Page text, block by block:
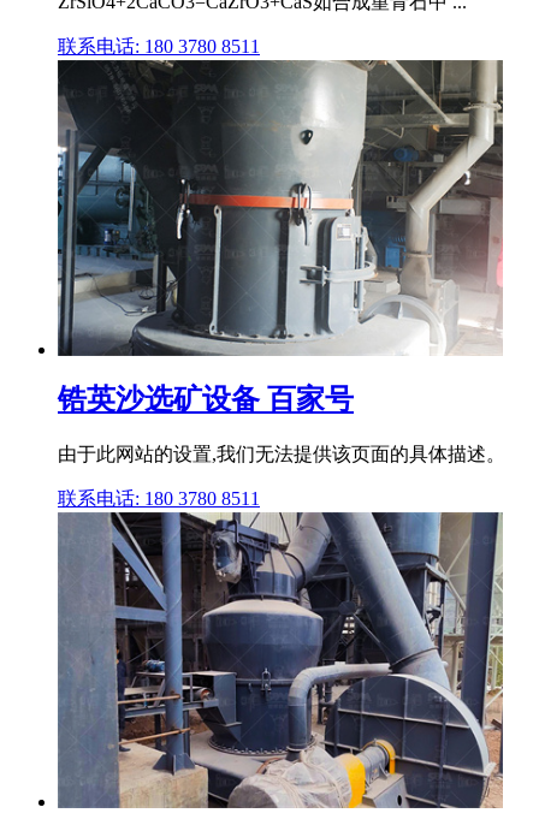
联系电话: 180 3780 8511
锆英沙选矿设备 百家号
由于此网站的设置,我们无法提供该页面的具体描述。
联系电话: 180 3780 8511